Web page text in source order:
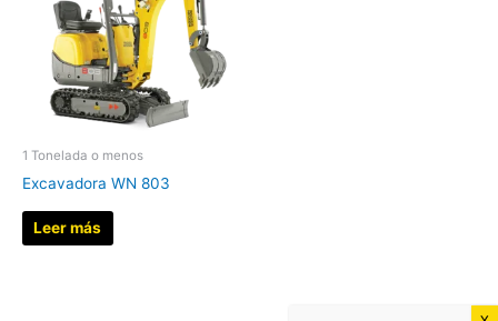
1 Tonelada o menos
Excavadora WN 803
Leer más